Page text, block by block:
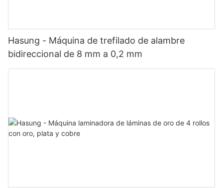
Hasung - Máquina de trefilado de alambre
bidireccional de 8 mm a 0,2 mm